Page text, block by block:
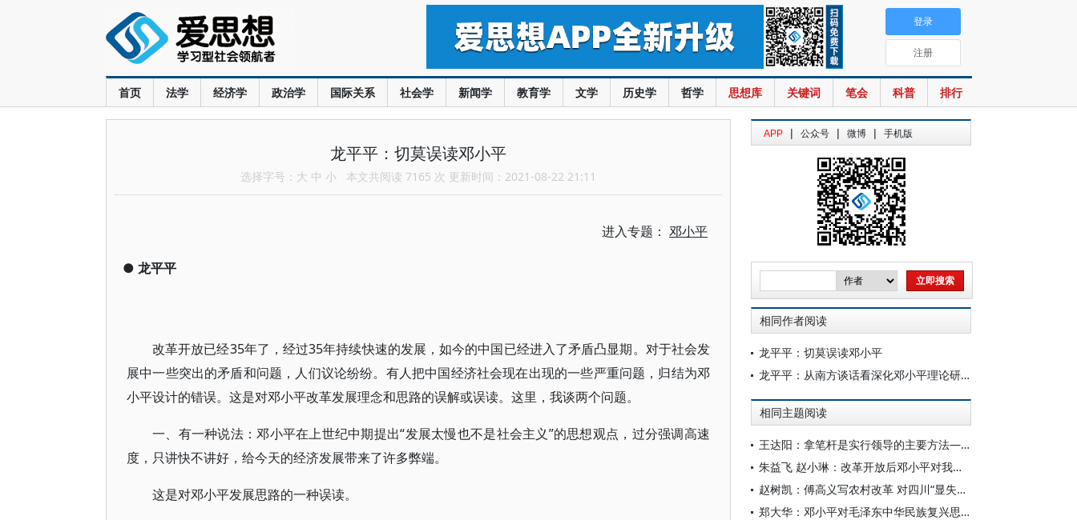
首页 法学 经济学 政治学 国际关系 社会学 新闻学 教育学 文学 历史学 哲学 思想库 关键词 笔会 科普 排行
登录
注册
龙平平：切莫误读邓小平
选择字号： 大 中 小 本文共阅读 7165 次 更新时间：2021-08-22 21:11
进入专题： 邓小平
● 龙平平
改革开放已经35年了，经过35年持续快速的发展，如今的中国已经进入了矛盾凸显期。对于社会发
展中一些突出的矛盾和问题，人们议论纷纷。有人把中国经济社会现在出现的一些严重问题，归结为邓
小平设计的错误。这是对邓小平改革发展理念和思路的误解或误读。这里，我谈两个问题。
一、有一种说法：邓小平在上世纪中期提出“发展太慢也不是社会主义”的思想观点，过分强调高速
度，只讲快不讲好，给今天的经济发展带来了许多弊端。
这是对邓小平发展思路的一种误读。
APP | 公众号 | 微博 | 手机版
相同作者阅读
龙平平：切莫误读邓小平
龙平平：从南方谈话看深化邓小平理论研究的几个问题
相同主题阅读
王达阳：拿笔杆是实行领导的主要方法——邓小平如何写稿改稿
朱益飞 赵小琳：改革开放后邓小平对我国科技人才培养的重视与推动
赵树凯：傅高义写农村改革 对四川“显失公平”
郑大华：邓小平对毛泽东中华民族复兴思想的继承和发展